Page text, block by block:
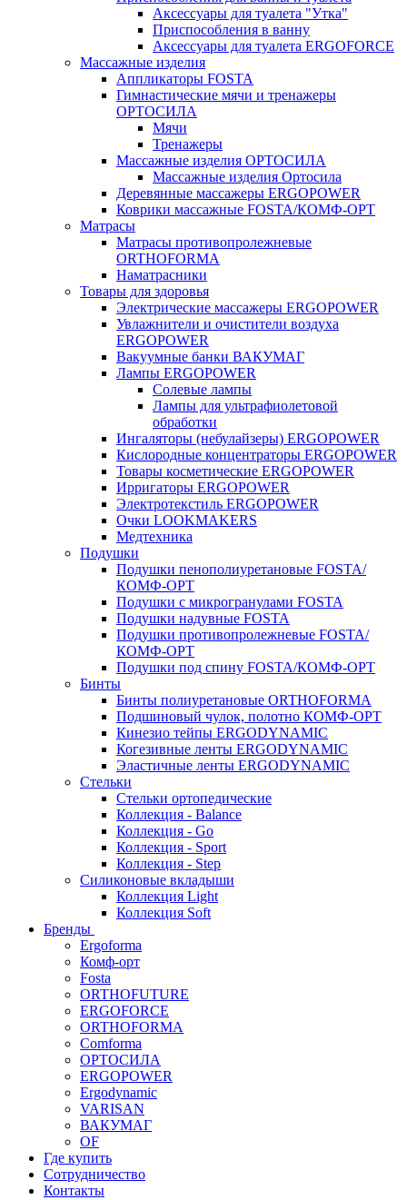
Аксессуары для туалета "Утка"
Приспособления в ванну
Аксессуары для туалета ERGOFORCE
Массажные изделия
Аппликаторы FOSTA
Гимнастические мячи и тренажеры
ОРТОСИЛА
Мячи
Тренажеры
Массажные изделия ОРТОСИЛА
Массажные изделия Ортосила
Деревянные массажеры ERGOPOWER
Коврики массажные FOSTA/КОМФ-ОРТ
Матрасы
Матрасы противопролежневые
ORTHOFORMA
Наматрасники
Товары для здоровья
Электрические массажеры ERGOPOWER
Увлажнители и очистители воздуха
ERGOPOWER
Вакуумные банки ВАКУМАГ
Лампы ERGOPOWER
Солевые лампы
Лампы для ультрафиолетовой
обработки
Ингаляторы (небулайзеры) ERGOPOWER
Кислородные концентраторы ERGOPOWER
Товары косметические ERGOPOWER
Ирригаторы ERGOPOWER
Электротекстиль ERGOPOWER
Очки LOOKMAKERS
Медтехника
Подушки
Подушки пенополиуретановые FOSTA/
КОМФ-ОРТ
Подушки с микрогранулами FOSTA
Подушки надувные FOSTA
Подушки противопролежневые FOSTA/
КОМФ-ОРТ
Подушки под спину FOSTA/КОМФ-ОРТ
Бинты
Бинты полиуретановые ORTHOFORMA
Подшиновый чулок, полотно КОМФ-ОРТ
Кинезио тейпы ERGODYNAMIC
Когезивные ленты ERGODYNAMIC
Эластичные ленты ERGODYNAMIC
Стельки
Стельки ортопедические
Коллекция - Balance
Коллекция - Go
Коллекция - Sport
Коллекция - Step
Силиконовые вкладыши
Коллекция Light
Коллекция Soft
Бренды
Ergoforma
Комф-орт
Fosta
ORTHOFUTURE
ERGOFORCE
ORTHOFORMA
Comforma
ОРТОСИЛА
ERGOPOWER
Ergodynamic
VARISAN
ВАКУМАГ
OF
Где купить
Сотрудничество
Контакты